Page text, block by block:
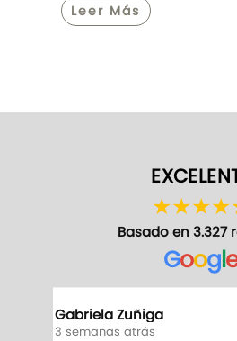
Leer Más
★★★★
Basado en 3.327
Googl
Gabriela Zuñiga
3 semanas atrás